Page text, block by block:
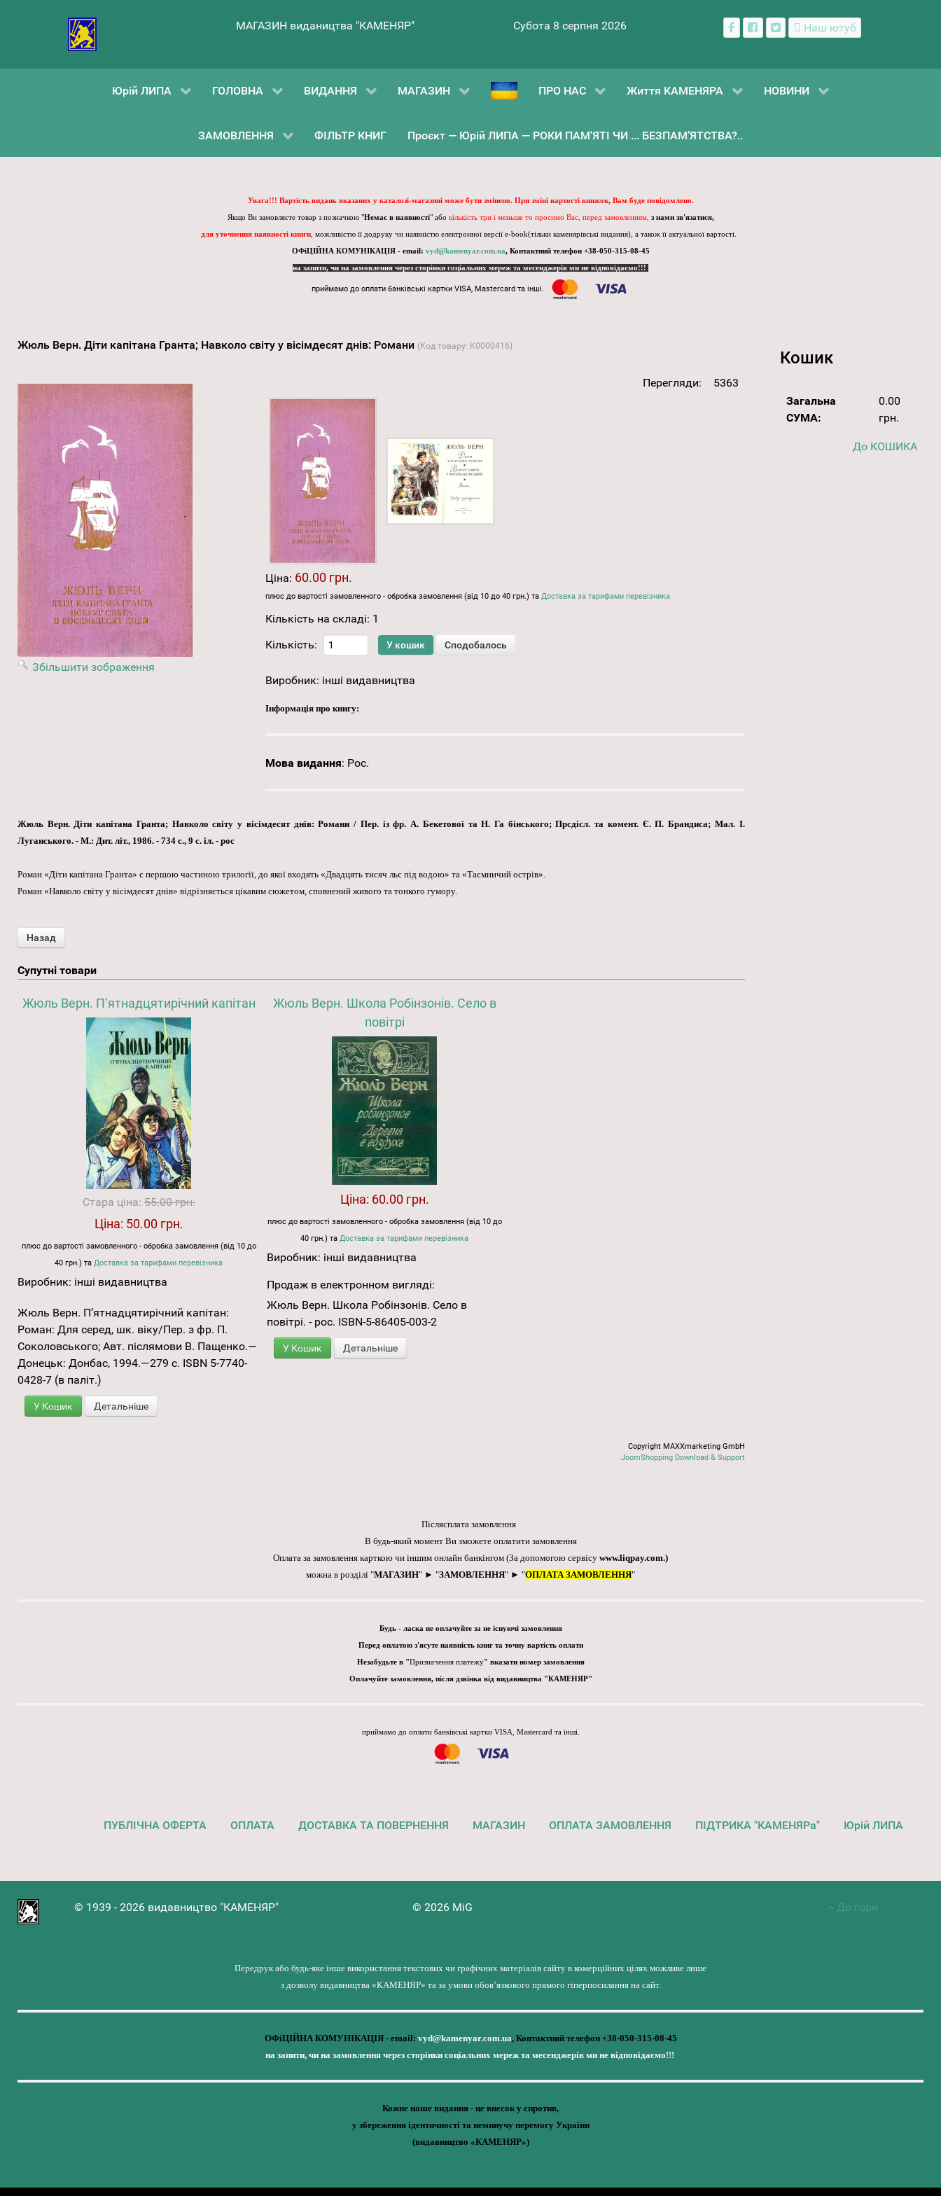
МАГАЗИН видаництва "КАМЕНЯР" Субота 8 серпня 2026 Наш ютуб
Юрій ЛИПА ГОЛОВНА ВИДАННЯ МАГАЗИН ПРО НАС Життя КАМЕНЯРА НОВИНИ
ЗАМОВЛЕННЯ ФІЛЬТР КНИГ Проєкт — Юрій ЛИПА — РОКИ ПАМ'ЯТІ ЧИ ... БЕЗПАМ’ЯТСТВА?..
Увага!!! Вартість видань вказаних у каталозі-магазині може бути змінено. При зміні вартості книжок, Вам буде повідомлено.
Якщо Ви замовляєте товар з позначкою "Немає в наявності" або кількість три і меньше то просимо Вас, перед замовленням, з нами зв'язатися,
для уточнення наявності книги, можливістю її додруку чи наявністю електронної версії e-book(тільки каменярівські видання), а також її актуальної вартості.
ОФіЦІЙНА КОМУНІКАЦІЯ - email: vyd@kamenyar.com.ua, Контактний телефон +38-050-315-08-45
на запити, чи на замовлення через сторінки соціальних мереж та месенджерів ми не відповідаємо!!!
приймамо до оплати банківські картки VISA, Mastercard та інші.
Жюль Верн. Діти капітана Гранта; Навколо світу у вісімдесят днів: Романи (Код товару: K0000416)
Перегляди: 5363
Збільшити зображення
Ціна: 60.00 грн.
плюс до вартості замовленного - обробка замовлення (від 10 до 40 грн.) та Доставка за тарифами перевізника
Кількість на складі: 1
Кількість:
Виробник: інші видавництва
Інформація про книгу:
Мова видання: Рос.
Жюль Верн. Діти капітана Гранта; Навколо світу у вісімдесят днів: Романи / Пер. із фр. А. Бекетової та Н. Га бінського; Прсдісл. та комент. Є. П. Брандиса; Мал. І.
Луганського. - М.: Дит. літ., 1986. - 734 с., 9 с. іл. - рос
Роман «Діти капітана Гранта» є першою частиною трилогії, до якої входять «Двадцять тисяч льє під водою» та «Таємничий острів».
Роман «Навколо світу у вісімдесят днів» відрізняється цікавим сюжетом, сповнений живого та тонкого гумору.
Супутні товари
Жюль Верн. П’ятнадцятирічний капітан
Стара ціна:55.00 грн.
Ціна: 50.00 грн.
плюс до вартості замовленного - обробка замовлення (від 10 до
40 грн.) таДоставка за тарифами перевізника
Виробник: інші видавництва
Жюль Верн. П’ятнадцятирічний капітан:
Роман: Для серед, шк. віку/Пер. з фр. П.
Соколовського; Авт. післямови В. Пащенко.—
Донецьк: Донбас, 1994.—279 с. ISBN 5-7740-
0428-7 (в паліт.)
У Кошик Детальніше
Жюль Верн. Школа Робінзонів. Село в
повітрі
Ціна: 60.00 грн.
плюс до вартості замовленного - обробка замовлення (від 10 до
40 грн.) таДоставка за тарифами перевізника
Виробник: інші видавництва
Продаж в електронном вигляді:
Жюль Верн. Школа Робінзонів. Село в
повітрі. - рос. ІSВN-5-86405-003-2
У Кошик Детальніше
Copyright MAXXmarketing GmbH
JoomShopping Download & Support
Кошик
Загальна
СУМА:
0.00
грн.
До КОШИКА
Післясплата замовлення
В будь-який момент Ви зможете оплатити замовлення
Оплата за замовлення карткою чи іншим онлайн банкінгом (За допомогою сервісу www.liqpay.com.)
можна в розділі "МАГАЗИН" ► "ЗАМОВЛЕННЯ" ► "ОПЛАТА ЗАМОВЛЕННЯ"
Будь - ласка не оплачуйте за не існуючі замовлення
Перед оплатою з'ясуте наявність книг та точну вартість оплати
Незабудьте в "Призначення платежу" вказати номер замовлення
Оплачуйте замовлення, після дзвінка від видавництва "КАМЕНЯР"
приймамо до оплати банківські картки VISA, Mastercard та інші.
ПУБЛІЧНА ОФЕРТА ОПЛАТА ДОСТАВКА ТА ПОВЕРНЕННЯ МАГАЗИН ОПЛАТА ЗАМОВЛЕННЯ ПІДТРИКА "КАМЕНЯРа" Юрій ЛИПА
© 1939 - 2026 видавництво "КАМЕНЯР" © 2026 MiG До гори
Передрук або будь-яке інше використання текстових чи графічних матеріалів сайту в комерційних цілях можливе лише
з дозволу видавництва «КАМЕНЯР» та за умови обов’язкового прямого гіперпосилання на сайт.
ОФіЦІЙНА КОМУНІКАЦІЯ - email: vyd@kamenyar.com.ua, Контактний телефон +38-050-315-08-45
на запити, чи на замовлення через сторінки соціальних мереж та месенджерів ми не відповідаємо!!!
Кожне наше видання - це внесок у спротив,
у збереження ідентичності та неминучу перемогу України
(видавництво «КАМЕНЯР»)